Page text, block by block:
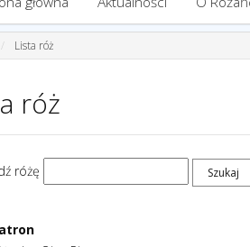
Lista róż
róż
różę